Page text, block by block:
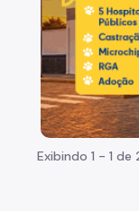
Leis
Decretos
Portarias
Atas do Comitê
Exibindo 1 - 1